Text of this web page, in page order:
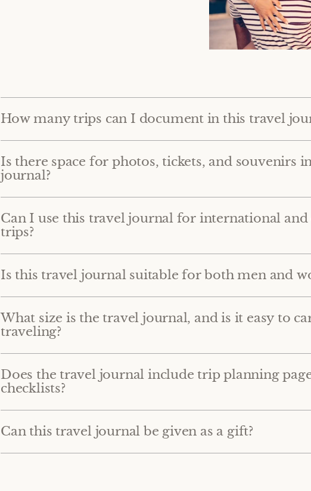
How many trips can I document in this travel
Is there space for photos, tickets, and souvenirs
journal?
Can I use this travel journal for international
trips?
Is this travel journal suitable for both men and
What size is the travel journal, and is it easy to
traveling?
Does the travel journal include trip planning
checklists?
Can this travel journal be given as a gift?